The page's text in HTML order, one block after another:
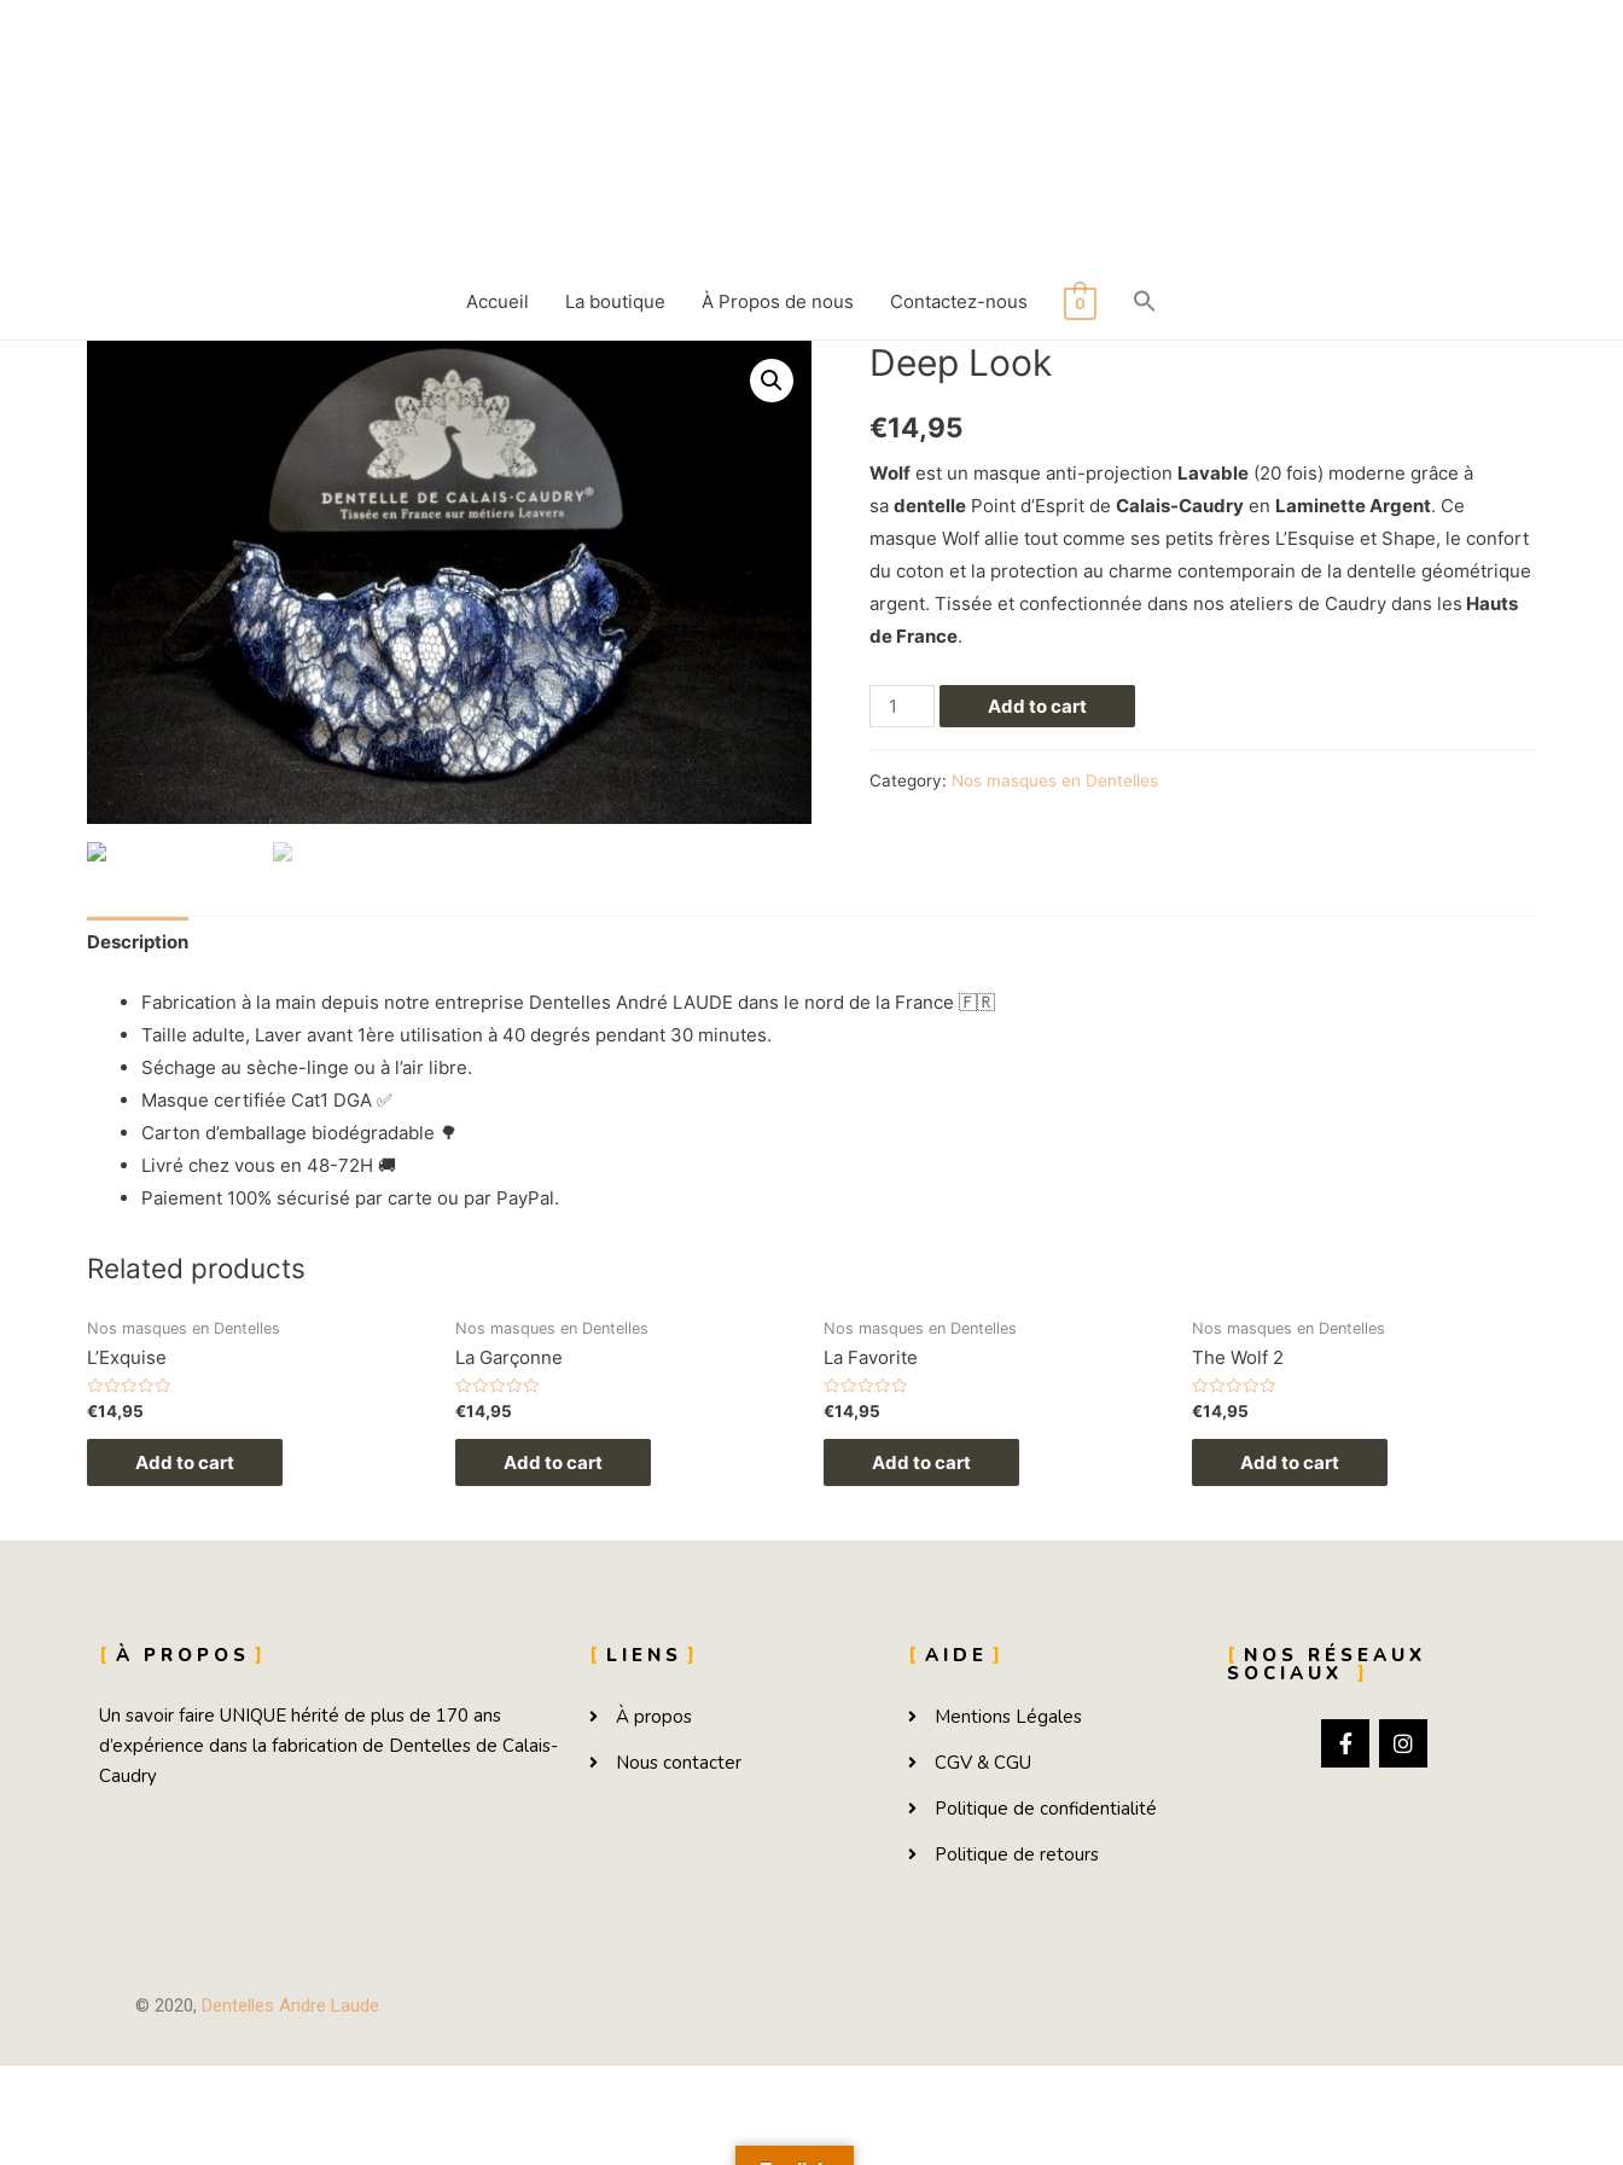
Accueil La boutique À Propos de nous Contactez-nous 0
Deep Look
€14,95
Wolf est un masque anti-projection Lavable (20 fois) moderne grâce à
sa dentelle Point d’Esprit de Calais-Caudry en Laminette Argent. Ce
masque Wolf allie tout comme ses petits frères L’Esquise et Shape, le confort
du coton et la protection au charme contemporain de la dentelle géométrique
argent. Tissée et confectionnée dans nos ateliers de Caudry dans les Hauts
de France.
Add to cart
Category: Nos masques en Dentelles
Description
Fabrication à la main depuis notre entreprise Dentelles André LAUDE dans le nord de la France 🇫🇷
Taille adulte, Laver avant 1ère utilisation à 40 degrés pendant 30 minutes.
Séchage au sèche-linge ou à l’air libre.
Masque certifiée Cat1 DGA ✅
Carton d’emballage biodégradable 🌳
Livré chez vous en 48-72H 🚚
Paiement 100% sécurisé par carte ou par PayPal.
Related products
Nos masques en Dentelles
L’Exquise
Rated
0
out
€14,95
Add to cart
Nos masques en Dentelles
La Garçonne
Rated
0
out
€14,95
Add to cart
Nos masques en Dentelles
La Favorite
Rated
0
out
€14,95
Add to cart
Nos masques en Dentelles
The Wolf 2
Rated
0
out
€14,95
Add to cart
À PROPOS
Un savoir faire UNIQUE hérité de plus de 170 ans
d’expérience dans la fabrication de Dentelles de Calais-
Caudry
LIENS
À propos
Nous contacter
AIDE
Mentions Légales
CGV & CGU
Politique de confidentialité
Politique de retours
NOS RÉSEAUX
SOCIAUX
© 2020, Dentelles Andre Laude